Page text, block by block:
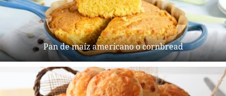
Pan de maíz americano o cornbread